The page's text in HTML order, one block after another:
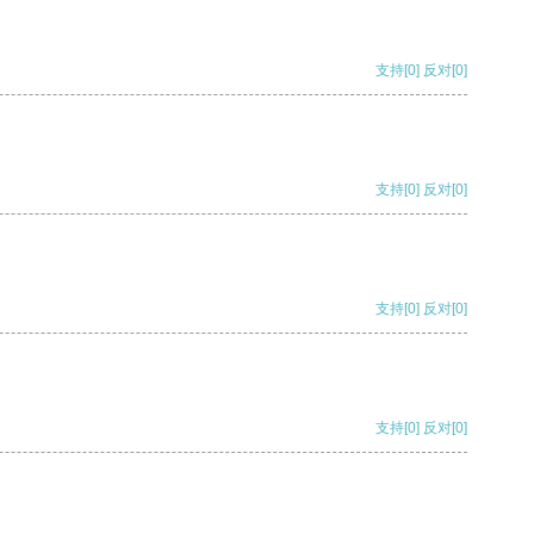
支持[0] 反对[0]
支持[0] 反对[0]
支持[0] 反对[0]
支持[0] 反对[0]